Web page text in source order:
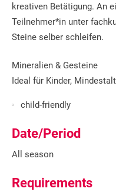
kreativen Betätigung. An
Teilnehmer*in unter
Steine selber schleifen.
Mineralien & Gesteine
Ideal für Kinder,
child-friendly
Date/Period
All season
Requirements